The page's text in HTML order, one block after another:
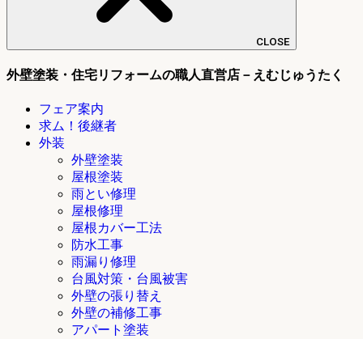
CLOSE
外壁塗装・住宅リフォームの職人直営店－えむじゅうたく
フェア案内
求ム！後継者
外装
外壁塗装
屋根塗装
雨とい修理
屋根修理
屋根カバー工法
防水工事
雨漏り修理
台風対策・台風被害
外壁の張り替え
外壁の補修工事
アパート塗装